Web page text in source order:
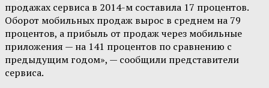
продажах сервиса в 2014-м составила 17 процентов.
Оборот мобильных продаж вырос в среднем на 79
процентов, а прибыль от продаж через мобильные
приложения — на 141 процентов по сравнению с
предыдущим годом», — сообщили представители
сервиса.